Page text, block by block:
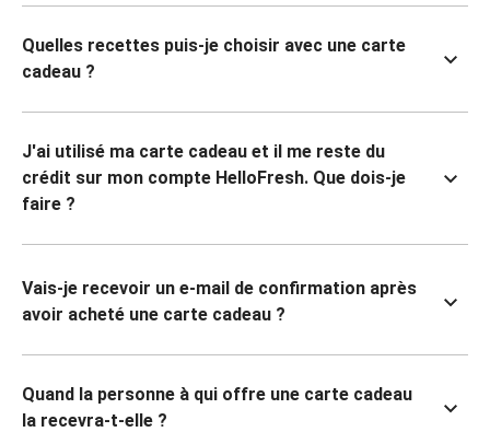
Quelles recettes puis-je choisir avec une carte
cadeau ?
J'ai utilisé ma carte cadeau et il me reste du
crédit sur mon compte HelloFresh. Que dois-je
faire ?
Vais-je recevoir un e-mail de confirmation après
avoir acheté une carte cadeau ?
Quand la personne à qui offre une carte cadeau
la recevra-t-elle ?